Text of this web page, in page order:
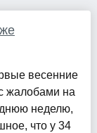
весенние
жалобами на
неделю,
что у 34